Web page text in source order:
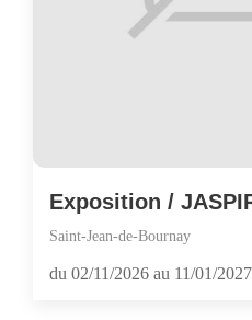
Exposition /
Saint-Jean-de-Bournay
du 02/11/2026 au 11/01/2027